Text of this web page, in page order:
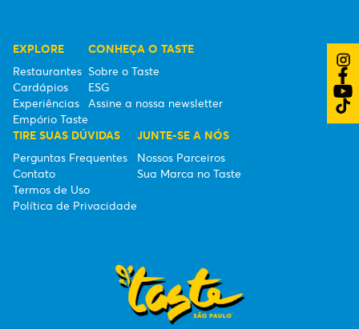
EXPLORE
Restaurantes
Cardápios
Experiências
Empório Taste
CONHEÇA O TASTE
Sobre o Taste
ESG
Assine a nossa newsletter
TIRE SUAS DÚVIDAS
Perguntas Frequentes
Contato
Termos de Uso
Política de Privacidade
JUNTE-SE A NÓS
Nossos Parceiros
Sua Marca no Taste